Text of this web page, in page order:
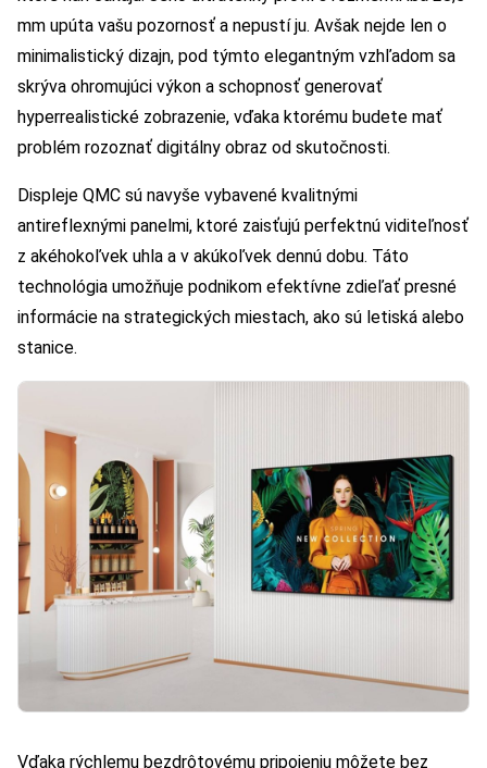
mm upúta vašu pozornosť a nepustí ju. Avšak nejde len o
minimalistický dizajn, pod týmto elegantným vzhľadom sa
skrýva ohromujúci výkon a schopnosť generovať
hyperrealistické zobrazenie, vďaka ktorému budete mať
problém rozoznať digitálny obraz od skutočnosti.
Displeje QMC sú navyše vybavené kvalitnými
antireflexnými panelmi, ktoré zaisťujú perfektnú viditeľnosť
z akéhokoľvek uhla a v akúkoľvek dennú dobu. Táto
technológia umožňuje podnikom efektívne zdieľať presné
informácie na strategických miestach, ako sú letiská alebo
stanice.
Vďaka rýchlemu bezdrôtovému pripojeniu môžete bez